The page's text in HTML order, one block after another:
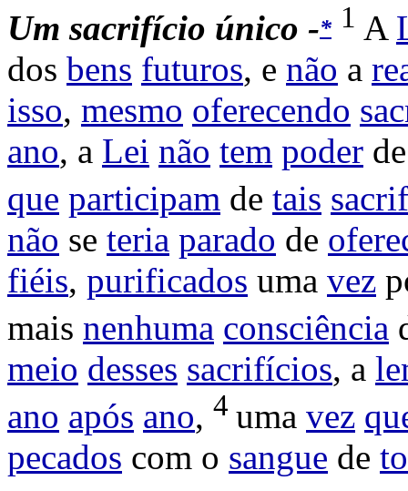
Um sacrifício único -* 1 A
dos bens futuros, e não a
isso, mesmo oferecendo
ano, a Lei não tem poder
que participam de tais
não se teria parado de
fiéis, purificados uma vez
mais nenhuma consciência
meio desses sacrifícios, a
ano após ano, 4 uma vez
pecados com o sangue de